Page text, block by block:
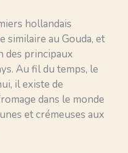
hollandais
similaire au Gouda, et
des principaux
Au fil du temps, le
il existe de
dans le monde
et crémeuses aux